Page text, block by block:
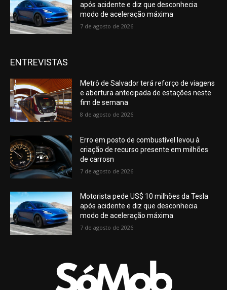
após acidente e diz que desconhecia
modo de aceleração máxima
7 de agosto de 2026
ENTREVISTAS
Metrô de Salvador terá reforço de viagens
e abertura antecipada de estações neste
fim de semana
8 de agosto de 2026
Erro em posto de combustível levou à
criação de recurso presente em milhões
de carrosn
7 de agosto de 2026
Motorista pede US$ 10 milhões da Tesla
após acidente e diz que desconhecia
modo de aceleração máxima
7 de agosto de 2026